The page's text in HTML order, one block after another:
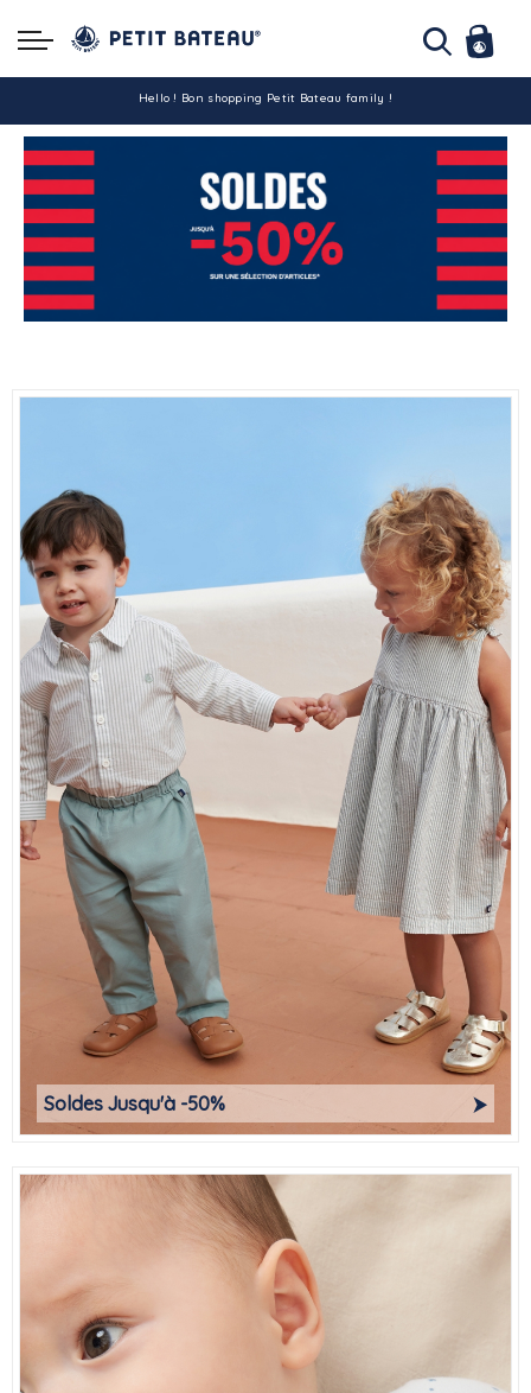
Hello ! Bon shopping Petit Bateau family !
La livraison est assurée partout en Tunisie !
-10% pour tout paiement par carte bancaire (hors promo)
Soldes Jusqu'à -50%